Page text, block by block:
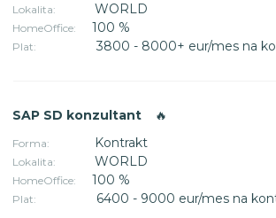
Lokalita: WORLD
HomeOffice: 100 %
Plat: 3800 - 8000+ eur/mes na
SAP SD konzultant 🔥
Forma: Kontrakt
Lokalita: WORLD
HomeOffice: 100 %
Plat: 6400 - 9000 eur/mes na